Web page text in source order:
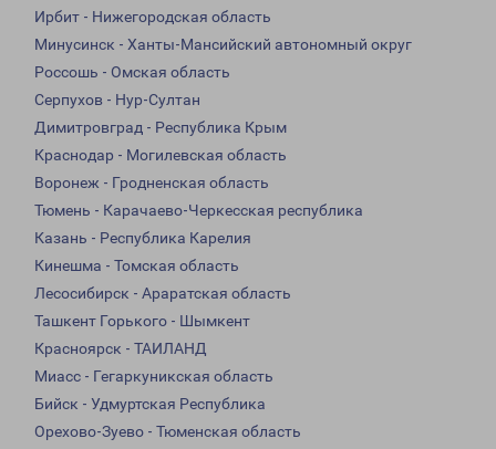
Ирбит - Нижегородская область
Минусинск - Ханты-Мансийский автономный округ
Россошь - Омская область
Серпухов - Нур-Султан
Димитровград - Республика Крым
Краснодар - Могилевская область
Воронеж - Гродненская область
Тюмень - Карачаево-Черкесская республика
Казань - Республика Карелия
Кинешма - Томская область
Лесосибирск - Араратская область
Ташкент Горького - Шымкент
Красноярск - ТАИЛАНД
Миасс - Гегаркуникская область
Бийск - Удмуртская Республика
Орехово-Зуево - Тюменская область